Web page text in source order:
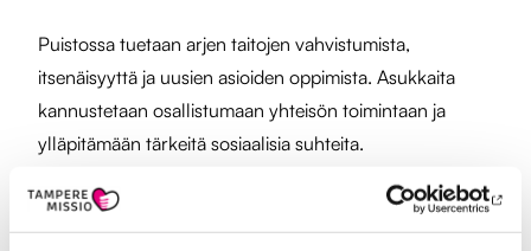
Puistossa tuetaan arjen taitojen vahvistumista,
itsenäisyyttä ja uusien asioiden oppimista. Asukkaita
kannustetaan osallistumaan yhteisön toimintaan ja
ylläpitämään tärkeitä sosiaalisia suhteita.
Eloisa yhteisö ja ohjaajien ammatillinen tuki antavat